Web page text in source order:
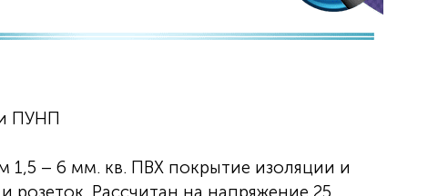
ПУНП
1,5 – 6 мм. кв. ПВХ покрытие изоляции и